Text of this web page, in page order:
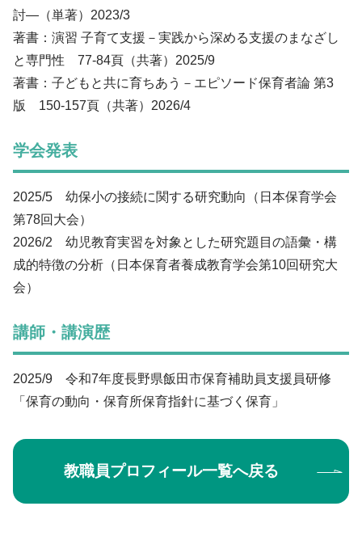
討―（単著）2023/3
著書：演習 子育て支援－実践から深める支援のまなざし
と専門性 77-84頁（共著）2025/9
著書：子どもと共に育ちあう－エピソード保育者論 第3
版 150-157頁（共著）2026/4
学会発表
2025/5 幼保小の接続に関する研究動向（日本保育学会
第78回大会）
2026/2 幼児教育実習を対象とした研究題目の語彙・構
成的特徴の分析（日本保育者養成教育学会第10回研究大
会）
講師・講演歴
2025/9 令和7年度長野県飯田市保育補助員支援員研修
「保育の動向・保育所保育指針に基づく保育」
教職員プロフィール一覧へ戻る